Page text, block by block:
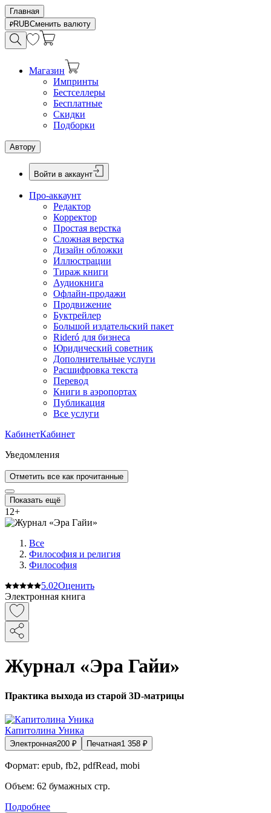
Главная
RUBСменить валюту
Магазин
Импринты
Бестселлеры
Бесплатные
Скидки
Подборки
Автору
Войти в аккаунт
Про-аккаунт
Редактор
Корректор
Простая верстка
Сложная верстка
Дизайн обложки
Иллюстрации
Тираж книги
Аудиокнига
Офлайн-продажи
Продвижение
Буктрейлер
Большой издательский пакет
Rideró для бизнеса
Юридический советник
Дополнительные услуги
Расшифровка текста
Перевод
Книги в аэропортах
Публикация
Все услуги
КабинетКабинет
Уведомления
Отметить все как прочитанные
Показать ещё
12+
Все
Философия и религия
Философия
5.02Оценить
Электронная книга
Журнал «Эра Гайи»
Практика выхода из старой 3D-матрицы
Капитолина Уника
Электронная200 ₽ Печатная1 358 ₽
Формат: epub, fb2, pdfRead, mobi
Объем: 62 бумажных стр.
Подробнее